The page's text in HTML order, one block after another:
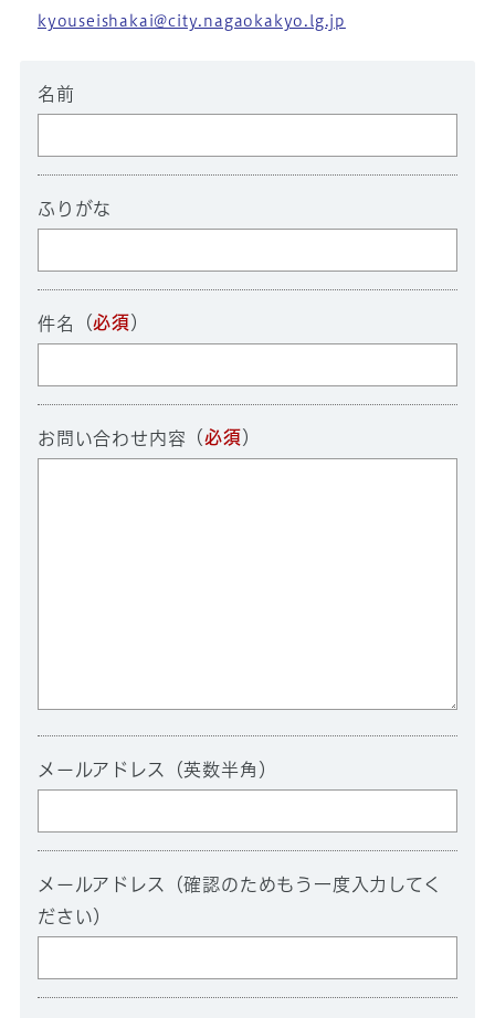
kyouseishakai@city.nagaokakyo.lg.jp
名前
ふりがな
件名 （必須 ）
お問い合わせ内容 （必須 ）
メールアドレス（英数半角）
メールアドレス（確認のためもう一度入力してく
ださい）